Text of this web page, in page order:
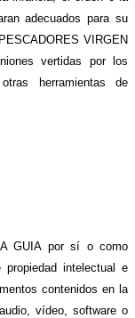
adecuados para su
VIRGEN
vertidas por los
herramientas de
GUIA por sí o como
intelectual e
contenidos en la
vídeo, software o